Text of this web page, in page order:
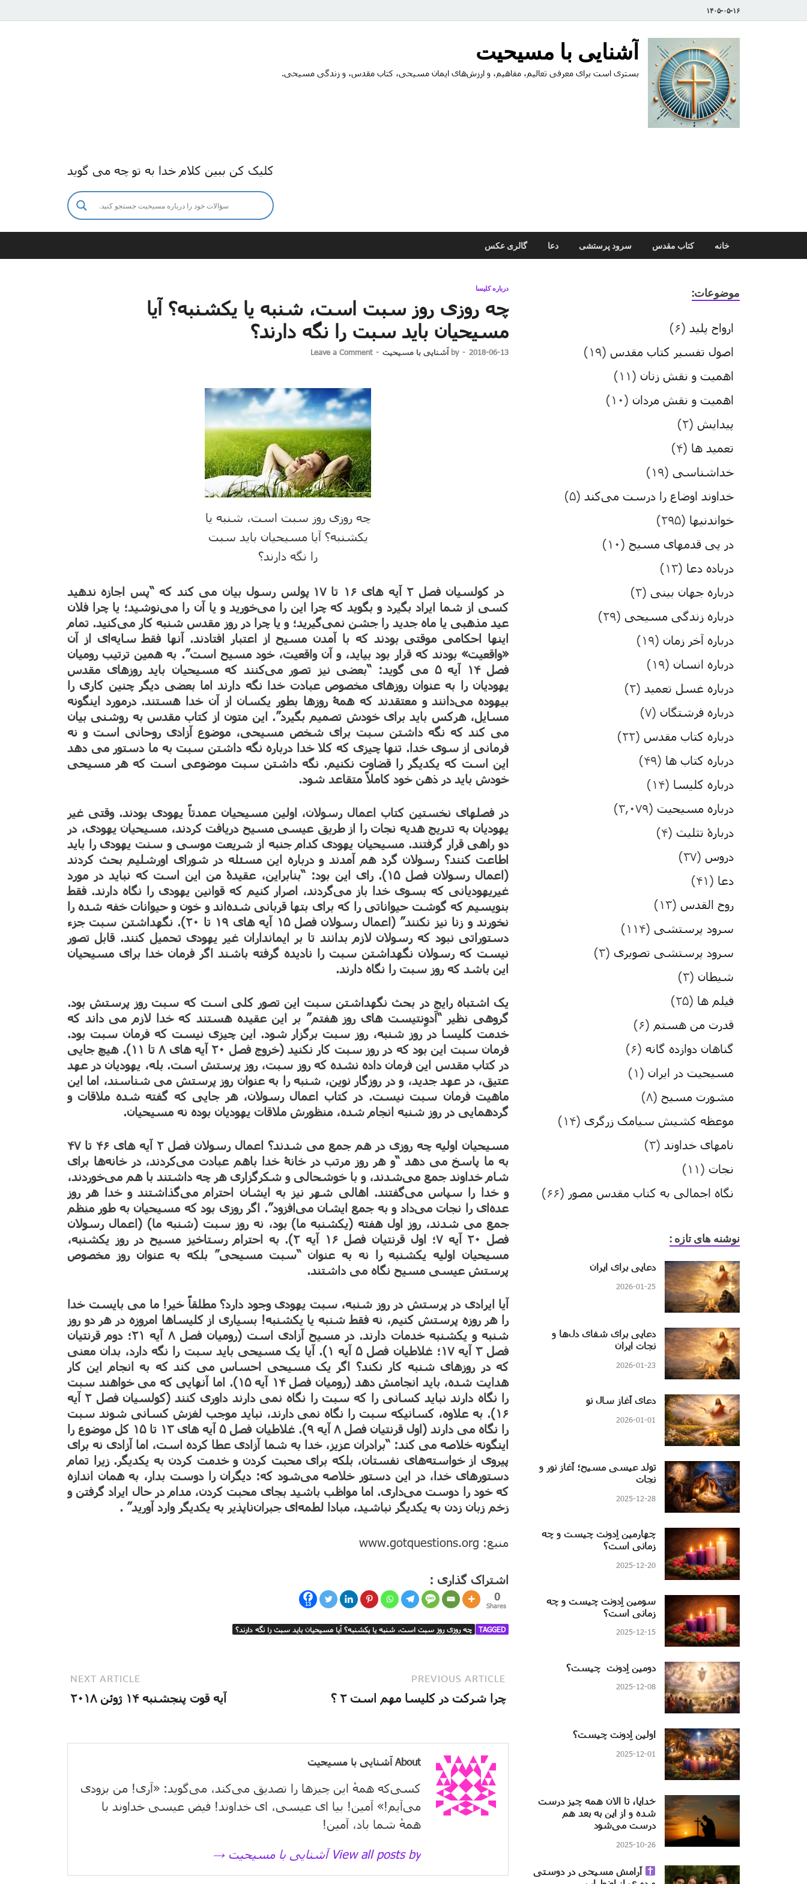
۱۴۰۵-۰۵-۱۶
آشنایی با مسیحیت
بستری است برای معرفی تعالیم، مفاهیم، و ارزش‌های ایمان مسیحی، کتاب مقدس، و زندگی مسیحی.
کلیک کن ببین کلام خدا به تو چه می گوید
خانه کتاب مقدس سرود پرستشی دعا گالری عکس
درباره کلیسا
چه روزی روز سبت است، شنبه یا یکشنبه؟ آیا
مسیحیان باید سبت را نگه دارند؟
2018-06-13
-
by آشنایی با مسیحیت -
Leave a Comment
چه روزی روز سبت است، شنبه یا
یکشنبه؟ آیا مسیحیان باید سبت
را نگه دارند؟
در کولسیان فصل ۲ آیه های ۱۶ تا ۱۷ پولس رسول بیان می کند که “پس اجازه ندهید
کسی از شما ایراد بگیرد و بگوید که چرا این را می‌خورید و یا آن را می‌نوشید؛ یا چرا فلان
عید مذهبی یا ماه جدید را جشن نمی‌گیرید؛ و یا چرا در روز مقدس شنبه کار می‌کنید. تمام
اینها احکامی موقتی بودند که با آمدن مسیح از اعتبار افتادند. آنها فقط سایه‌ای از آن
«واقعیت» بودند که قرار بود بیاید، و آن واقعیت، خود مسیح است”. به همین ترتیب رومیان
فصل ۱۴ آیه ۵ می گوید: “بعضی نیز تصور می‌کنند که مسیحیان باید روزهای مقدس
یهودیان را به عنوان روزهای مخصوص عبادت خدا نگه دارند اما بعضی دیگر چنین کاری را
بیهوده می‌دانند و معتقدند که همۀ روزها بطور یکسان از آن خدا هستند. درمورد اینگونه
مسایل، هرکس باید برای خودش تصمیم بگیرد”. این متون از کتاب مقدس به روشنی بیان
می کند که نگه داشتن سبت برای شخص مسیحی، موضوع آزادی روحانی است و نه
فرمانی از سوی خدا. تنها چیزی که کلا خدا درباره نگه داشتن سبت به ما دستور می دهد
این است که یکدیگر را قضاوت نکنیم. نگه داشتن سبت موضوعی است که هر مسیحی
خودش باید در ذهن خود کاملاً متقاعد شود.
در فصلهای نخستین کتاب اعمال رسولان، اولین مسیحیان عمدتاً یهودی بودند. وقتی غیر
یهودیان به تدریج هدیه نجات را از طریق عیسی مسیح دریافت کردند، مسیحیان یهودی، در
دو راهی قرار گرفتند. مسیحیان یهودی کدام جنبه از شریعت موسی و سنت یهودی را باید
اطاعت کنند؟ رسولان گرد هم آمدند و درباره این مسئله در شورای اورشلیم بحث کردند
(اعمال رسولان فصل ۱۵). رای این بود: “بنابراین، عقیدۀ من این است که نباید در مورد
غیریهودیانی که بسوی خدا باز می‌گردند، اصرار کنیم که قوانین یهودی را نگاه دارند. فقط
بنویسیم که گوشت حیواناتی را که برای بتها قربانی شده‌اند و خون و حیوانات خفه شده را
نخورند و زنا نیز نکنند” (اعمال رسولان فصل ۱۵ آیه های ۱۹ تا ۲۰). نگهداشتن سبت جزء
دستوراتی نبود که رسولان لازم بدانند تا بر ایمانداران غیر یهودی تحمیل کنند. قابل تصور
نیست که رسولان نگهداشتن سبت را نادیده گرفته باشند اگر فرمان خدا برای مسیحیان
این باشد که روز سبت را نگاه دارند.
یک اشتباه رایج در بحث نگهداشتن سبت این تصور کلی است که سبت روز پرستش بود.
گروهی نظیر “اَدوِنتیست های روز هفتم” بر این عقیده هستند که خدا لازم می داند که
خدمت کلیسا در روز شنبه، روز سبت برگزار شود. این چیزی نیست که فرمان سبت بود.
فرمان سبت این بود که در روز سبت کار نکنید (خروج فصل ۲۰ آیه های ۸ تا ۱۱). هیچ جایی
در کتاب مقدس این فرمان داده نشده که روز سبت، روز پرستش است. بله، یهودیان در عهد
عتیق، در عهد جدید، و در روزگار نوین، شنبه را به عنوان روز پرستش می شناسند، اما این
ماهیت فرمان سبت نیست. در کتاب اعمال رسولان، هر جایی که گفته شده ملاقات و
گردهمایی در روز شنبه انجام شده، منظورش ملاقات یهودیان بوده نه مسیحیان.
مسیحیان اولیه چه روزی در هم جمع می شدند؟ اعمال رسولان فصل ۲ آیه های ۴۶ تا ۴۷
به ما پاسخ می دهد “و هر روز مرتب در خانۀ خدا باهم عبادت می‌کردند، در خانه‌ها برای
شام خداوند جمع می‌شدند، و با خوشحالی و شکرگزاری هر چه داشتند با هم می‌خوردند،
و خدا را سپاس می‌گفتند. اهالی شهر نیز به ایشان احترام می‌گذاشتند و خدا هر روز
عده‌ای را نجات می‌داد و به جمع ایشان می‌افزود”. اگر روزی بود که مسیحیان به طور منظم
جمع می شدند، روز اول هفته (یکشنبه ما) بود، نه روز سبت (شنبه ما) (اعمال رسولان
فصل ۲۰ آیه ۷؛ اول قرنتیان فصل ۱۶ آیه ۲). به احترام رستاخیز مسیح در روز یکشنبه،
مسیحیان اولیه یکشنبه را نه به عنوان “سبت مسیحی” بلکه به عنوان روز مخصوص
پرستش عیسی مسیح نگاه می داشتند.
آیا ایرادی در پرستش در روز شنبه، سبت یهودی وجود دارد؟ مطلقاً خیر! ما می بایست خدا
را هر روزه پرستش کنیم، نه فقط شنبه یا یکشنبه! بسیاری از کلیساها امروزه در هر دو روز
شنبه و یکشنبه خدمات دارند. در مسیح آزادی است (رومیان فصل ۸ آیه ۲۱؛ دوم قرنتیان
فصل ۳ آیه ۱۷؛ غلاطیان فصل ۵ آیه ۱). آیا یک مسیحی باید سبت را نگه دارد، بدان معنی
که در روزهای شنبه کار نکند؟ اگر یک مسیحی احساس می کند که به انجام این کار
هدایت شده، باید انجامش دهد (رومیان فصل ۱۴ آیه ۱۵). اما آنهایی که می خواهند سبت
را نگاه دارند نباید کسانی را که سبت را نگاه نمی دارند داوری کنند (کولسیان فصل ۲ آیه
۱۶). به علاوه، کسانیکه سبت را نگاه نمی دارند، نباید موجب لغزش کسانی شوند سبت
را نگاه می دارند (اول قرنتیان فصل ۸ آیه ۹). غلاطیان فصل ۵ آیه های ۱۳ تا ۱۵ کل موضوع را
اینگونه خلاصه می کند: “برادران عزیز، خدا به شما آزادی عطا کرده است، اما آزادی نه برای
پیروی از خواسته‌های نفستان، بلکه برای محبت کردن و خدمت کردن به یکدیگر. زیرا تمام
دستورهای خدا، در این دستور خلاصه می‌شود که: دیگران را دوست بدار، به همان اندازه
که خود را دوست می‌داری. اما مواظب باشید بجای محبت کردن، مدام در حال ایراد گرفتن و
زخم زبان زدن به یکدیگر نباشید، مبادا لطمه‌ای جبران‌ناپذیر به یکدیگر وارد آورید” .
منبع: www.gotquestions.org
اشتراک گذاری :
13
0
Shares
TAGGED چه روزی روز سبت است، شنبه یا یکشنبه؟ آیا مسیحیان باید سبت را نگه دارند؟
PREVIOUS ARTICLE
چرا شرکت در کلیسا مهم است ۲ ؟
NEXT ARTICLE
آیه قوت پنجشنبه ۱۴ ژوئن ۲۰۱۸
About آشنایی با مسیحیت
کسی‌که همهٔ این چیزها را تصدیق می‌كند، می‌گوید: «آری! من بزودی
می‌آیم!» آمین! بیا ای عیسی، ای خداوند! فیض عیسی خداوند با
همهٔ شما باد، آمین!
View all posts by آشنایی با مسیحیت →
موضوعات:
ارواح پلید (۶)
اصول تفسیر کتاب مقدس (۱۹)
اهمیت و نقش زنان (۱۱)
اهمیت و نقش مردان (۱۰)
پیدایش (۲)
تعمید ها (۴)
خداشناسی (۱۹)
خداوند اوضاع را درست می‌کند (۵)
خواندنیها (۲۹۵)
در پی قدمهای مسیح (۱۰)
درباده دعا (۱۳)
درباره جهان بینی (۳)
درباره زندگی مسیحی (۲۹)
درباره آخر زمان (۱۹)
درباره انسان (۱۹)
درباره غسل تعمید (۲)
درباره فرشتگان (۷)
درباره کتاب مقدس (۲۲)
درباره کتاب ها (۴۹)
درباره کلیسا (۱۴)
درباره مسیحیت (۳,۰۷۹)
دربارۀ تثلیث (۴)
دروس (۳۷)
دعا (۴۱)
روح القدس (۱۳)
سرود پرستشی (۱۱۴)
سرود پرستشی تصویری (۳)
شیطان (۳)
فیلم ها (۲۵)
قدرت من هستم (۶)
گناهان دوازده گانه (۶)
مسیحیت در ایران (۱)
مشورت مسیح (۸)
موعظه کشیش سیامک زرگری (۱۴)
نامهای خداوند (۳)
نجات (۱۱)
نگاه اجمالی به کتاب مقدس مصور (۶۶)
نوشنه های تازه :
دعایی برای ایران
2026-01-25
دعایی برای شفای دل‌ها و
نجات ایران
2026-01-23
دعای آغاز سال نو
2026-01-01
تولد عیسی مسیح؛ آغاز نور و
نجات
2025-12-28
چهارمین اِدونت چیست و چه
زمانی است؟
2025-12-20
سومین اِدونت چیست و چه
زمانی است؟
2025-12-15
دومین اِدونت چیست؟
2025-12-08
اولین اِدونت چیست؟
2025-12-01
خدایا، تا الان همه چیز درست
شده و از این به بعد هم
درست می‌شود
2025-10-26
آرامش مسیحی در دوستی